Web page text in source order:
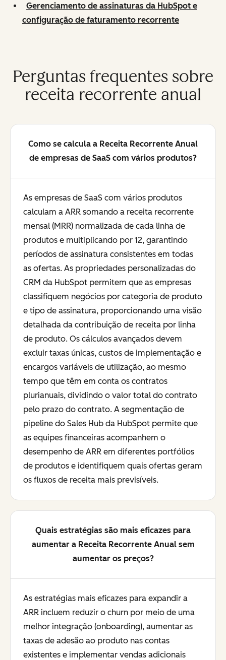
Gerenciamento de assinaturas da HubSpot e
configuração de faturamento recorrente
Perguntas frequentes sobre
receita recorrente anual
Como se calcula a Receita Recorrente Anual
de empresas de SaaS com vários produtos?
As empresas de SaaS com vários produtos
calculam a ARR somando a receita recorrente
mensal (MRR) normalizada de cada linha de
produtos e multiplicando por 12, garantindo
períodos de assinatura consistentes em todas
as ofertas. As propriedades personalizadas do
CRM da HubSpot permitem que as empresas
classifiquem negócios por categoria de produto
e tipo de assinatura, proporcionando uma visão
detalhada da contribuição de receita por linha
de produto. Os cálculos avançados devem
excluir taxas únicas, custos de implementação e
encargos variáveis de utilização, ao mesmo
tempo que têm em conta os contratos
plurianuais, dividindo o valor total do contrato
pelo prazo do contrato. A segmentação de
pipeline do Sales Hub da HubSpot permite que
as equipes financeiras acompanhem o
desempenho de ARR em diferentes portfólios
de produtos e identifiquem quais ofertas geram
os fluxos de receita mais previsíveis.
Quais estratégias são mais eficazes para
aumentar a Receita Recorrente Anual sem
aumentar os preços?
As estratégias mais eficazes para expandir a
ARR incluem reduzir o churn por meio de uma
melhor integração (onboarding), aumentar as
taxas de adesão ao produto nas contas
existentes e implementar vendas adicionais